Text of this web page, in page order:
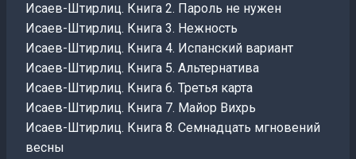
Исаев-Штирлиц. Книга 2. Пароль не нужен
Исаев-Штирлиц. Книга 3. Нежность
Исаев-Штирлиц. Книга 4. Испанский вариант
Исаев-Штирлиц. Книга 5. Альтернатива
Исаев-Штирлиц. Книга 6. Третья карта
Исаев-Штирлиц. Книга 7. Майор Вихрь
Исаев-Штирлиц. Книга 8. Семнадцать мгновений
весны